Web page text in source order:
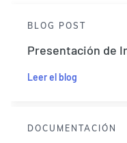
BLOG POST
Presentación de
Leer el blog
DOCUMENTACIÓN